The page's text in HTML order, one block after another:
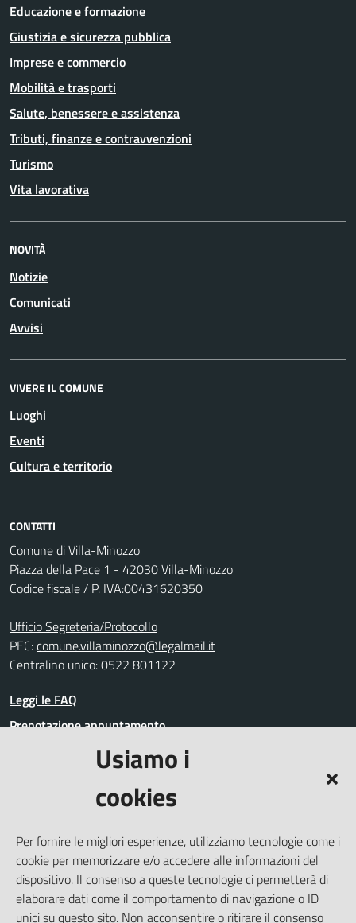
Usiamo i
cookies
Per fornire le migliori esperienze, utilizziamo tecnologie come i
cookie per memorizzare e/o accedere alle informazioni del
dispositivo. Il consenso a queste tecnologie ci permetterà di
elaborare dati come il comportamento di navigazione o ID
unici su questo sito. Non acconsentire o ritirare il consenso
Educazione e formazione
Giustizia e sicurezza pubblica
Imprese e commercio
Mobilità e trasporti
Salute, benessere e assistenza
Tributi, finanze e contravvenzioni
Turismo
Vita lavorativa
NOVITÀ
Notizie
Comunicati
Avvisi
VIVERE IL COMUNE
Luoghi
Eventi
Cultura e territorio
CONTATTI
Comune di Villa-Minozzo
Piazza della Pace 1 - 42030 Villa-Minozzo
Codice fiscale / P. IVA:00431620350
Ufficio Segreteria/Protocollo
PEC:comune.villaminozzo@legalmail.it
Centralino unico: 0522 801122
Leggi le FAQ
Prenotazione appuntamento
Segnalazione disservizio
Amministrazione trasparente
Whistleblowing
Dichiarazione di accessibilità
Note legali